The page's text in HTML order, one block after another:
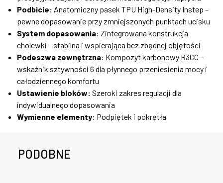
Podbicie: Anatomiczny pasek TPU High-Density Instep –
pewne dopasowanie przy zmniejszonych punktach ucisku
System dopasowania: Zintegrowana konstrukcja
cholewki – stabilna i wspierająca bez zbędnej objętości
Podeszwa zewnętrzna: Kompozyt karbonowy R3CC –
wskaźnik sztywności 6 dla płynnego przeniesienia mocy i
całodziennego komfortu
Ustawienie bloków: Szeroki zakres regulacji dla
indywidualnego dopasowania
Wymienne elementy: Podpiętek i pokrętła
PODOBNE